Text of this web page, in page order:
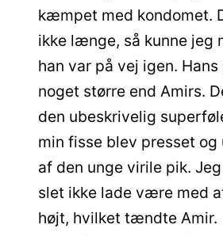
kæmpet med kondomet.
ikke længe, så kunne jeg
han var på vej igen.
noget større end Amirs.
den ubeskrivelig
min fisse blev presset
af den unge virile pik.
slet ikke lade være med
højt, hvilket tændte Amir.